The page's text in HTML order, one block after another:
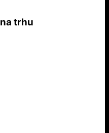
na trhu